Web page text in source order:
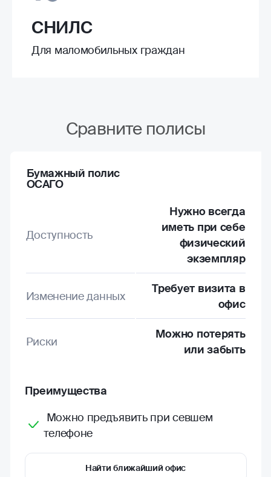
СНИЛС
Для маломобильных граждан
Сравните полисы
Бумажный полис
ОСАГО
Доступность
Нужно всегда
иметь при себе
физический
экземпляр
Изменение данных
Требует визита в
офис
Риски
Можно потерять
или забыть
Преимущества
Можно предъявить при севшем
телефоне
Найти ближайший офис